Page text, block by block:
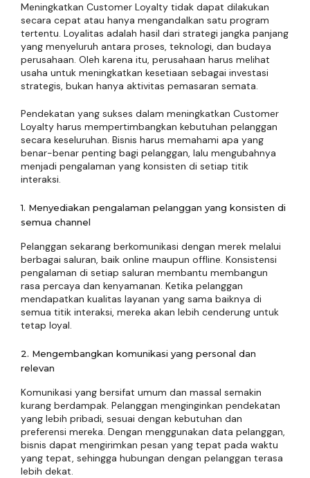
Meningkatkan Customer Loyalty tidak dapat dilakukan
secara cepat atau hanya mengandalkan satu program
tertentu. Loyalitas adalah hasil dari strategi jangka panjang
yang menyeluruh antara proses, teknologi, dan budaya
perusahaan. Oleh karena itu, perusahaan harus melihat
usaha untuk meningkatkan kesetiaan sebagai investasi
strategis, bukan hanya aktivitas pemasaran semata.
Pendekatan yang sukses dalam meningkatkan Customer
Loyalty harus mempertimbangkan kebutuhan pelanggan
secara keseluruhan. Bisnis harus memahami apa yang
benar-benar penting bagi pelanggan, lalu mengubahnya
menjadi pengalaman yang konsisten di setiap titik
interaksi.
1. Menyediakan pengalaman pelanggan yang konsisten di
semua channel
Pelanggan sekarang berkomunikasi dengan merek melalui
berbagai saluran, baik online maupun offline. Konsistensi
pengalaman di setiap saluran membantu membangun
rasa percaya dan kenyamanan. Ketika pelanggan
mendapatkan kualitas layanan yang sama baiknya di
semua titik interaksi, mereka akan lebih cenderung untuk
tetap loyal.
2. Mengembangkan komunikasi yang personal dan
relevan
Komunikasi yang bersifat umum dan massal semakin
kurang berdampak. Pelanggan menginginkan pendekatan
yang lebih pribadi, sesuai dengan kebutuhan dan
preferensi mereka. Dengan menggunakan data pelanggan,
bisnis dapat mengirimkan pesan yang tepat pada waktu
yang tepat, sehingga hubungan dengan pelanggan terasa
lebih dekat.